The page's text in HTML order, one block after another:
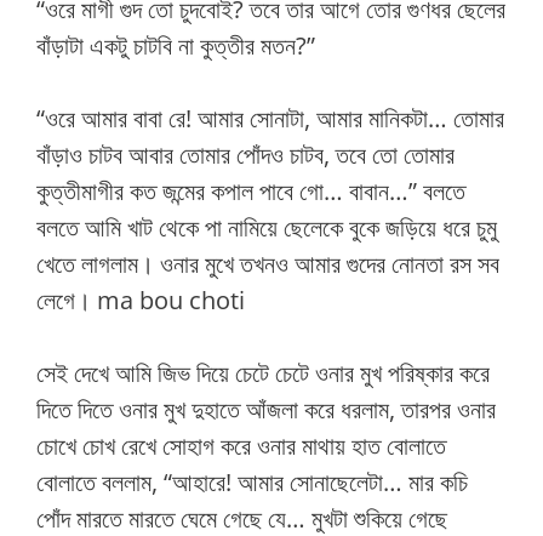
“ওরে মাগী গুদ তো চুদবোই? তবে তার আগে তোর গুণধর ছেলের
বাঁড়াটা একটু চাটবি না কুত্তীর মতন?”
“ওরে আমার বাবা রে! আমার সোনাটা, আমার মানিকটা… তোমার
বাঁড়াও চাটব আবার তোমার পোঁদও চাটব, তবে তো তোমার
কুত্তীমাগীর কত জন্মের কপাল পাবে গো… বাবান…” বলতে
বলতে আমি খাট থেকে পা নামিয়ে ছেলেকে বুকে জড়িয়ে ধরে চুমু
খেতে লাগলাম। ওনার মুখে তখনও আমার গুদের নোনতা রস সব
লেগে। ma bou choti
সেই দেখে আমি জিভ দিয়ে চেটে চেটে ওনার মুখ পরিষ্কার করে
দিতে দিতে ওনার মুখ দুহাতে আঁজলা করে ধরলাম, তারপর ওনার
চোখে চোখ রেখে সোহাগ করে ওনার মাথায় হাত বোলাতে
বোলাতে বললাম, “আহারে! আমার সোনাছেলেটা… মার কচি
পোঁদ মারতে মারতে ঘেমে গেছে যে… মুখটা শুকিয়ে গেছে